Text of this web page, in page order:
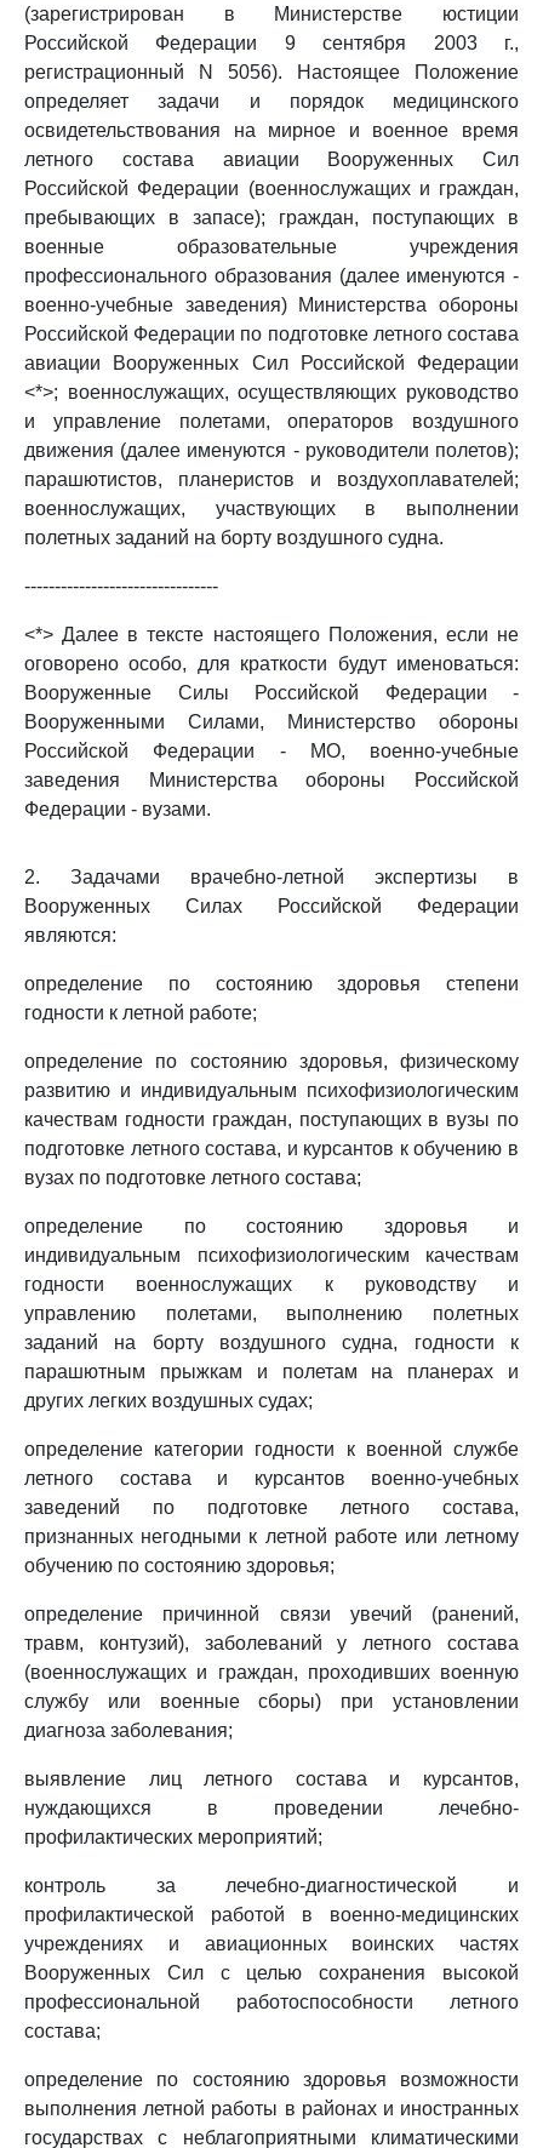
(зарегистрирован в Министерстве юстиции
Российской Федерации 9 сентября 2003 г.,
регистрационный N 5056). Настоящее Положение
определяет задачи и порядок медицинского
освидетельствования на мирное и военное время
летного состава авиации Вооруженных Сил
Российской Федерации (военнослужащих и граждан,
пребывающих в запасе); граждан, поступающих в
военные образовательные учреждения
профессионального образования (далее именуются -
военно-учебные заведения) Министерства обороны
Российской Федерации по подготовке летного состава
авиации Вооруженных Сил Российской Федерации
<*>; военнослужащих, осуществляющих руководство
и управление полетами, операторов воздушного
движения (далее именуются - руководители полетов);
парашютистов, планеристов и воздухоплавателей;
военнослужащих, участвующих в выполнении
полетных заданий на борту воздушного судна.
--------------------------------
<*> Далее в тексте настоящего Положения, если не
оговорено особо, для краткости будут именоваться:
Вооруженные Силы Российской Федерации -
Вооруженными Силами, Министерство обороны
Российской Федерации - МО, военно-учебные
заведения Министерства обороны Российской
Федерации - вузами.
2. Задачами врачебно-летной экспертизы в
Вооруженных Силах Российской Федерации
являются:
определение по состоянию здоровья степени
годности к летной работе;
определение по состоянию здоровья, физическому
развитию и индивидуальным психофизиологическим
качествам годности граждан, поступающих в вузы по
подготовке летного состава, и курсантов к обучению в
вузах по подготовке летного состава;
определение по состоянию здоровья и
индивидуальным психофизиологическим качествам
годности военнослужащих к руководству и
управлению полетами, выполнению полетных
заданий на борту воздушного судна, годности к
парашютным прыжкам и полетам на планерах и
других легких воздушных судах;
определение категории годности к военной службе
летного состава и курсантов военно-учебных
заведений по подготовке летного состава,
признанных негодными к летной работе или летному
обучению по состоянию здоровья;
определение причинной связи увечий (ранений,
травм, контузий), заболеваний у летного состава
(военнослужащих и граждан, проходивших военную
службу или военные сборы) при установлении
диагноза заболевания;
выявление лиц летного состава и курсантов,
нуждающихся в проведении лечебно-
профилактических мероприятий;
контроль за лечебно-диагностической и
профилактической работой в военно-медицинских
учреждениях и авиационных воинских частях
Вооруженных Сил с целью сохранения высокой
профессиональной работоспособности летного
состава;
определение по состоянию здоровья возможности
выполнения летной работы в районах и иностранных
государствах с неблагоприятными климатическими